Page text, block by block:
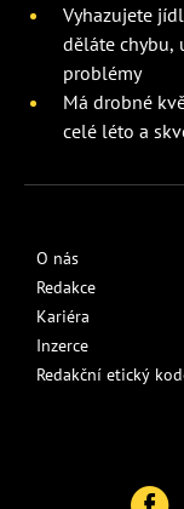
Vyhazujete
děláte chybu,
problémy
Má drobné
celé léto a
O nás
Redakce
Kariéra
Inzerce
Redakční etický